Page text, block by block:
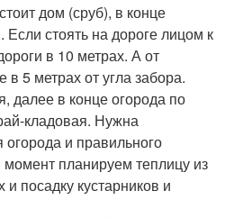
дом (сруб), в конце
Если стоять на дороге лицом к
в 10 метрах. А от
5 метрах от угла забора.
далее в конце огорода по
кладовая. Нужна
и правильного
планируем теплицу из
посадку кустарников и